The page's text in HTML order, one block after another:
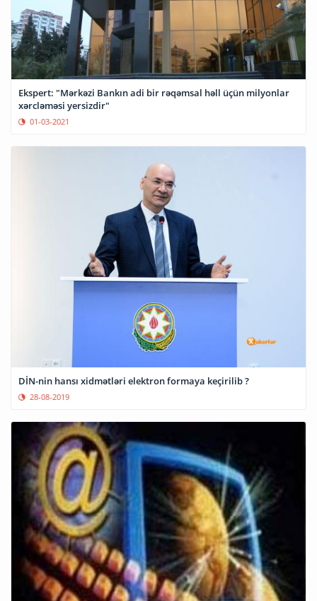
Ekspert: "Mərkəzi Bankın adi bir rəqəmsal həll üçün milyonlar
xərcləməsi yersizdir"
01-03-2021
DİN-nin hansı xidmətləri elektron formaya keçirilib ?
28-08-2019